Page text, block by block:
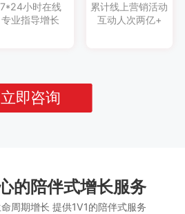
7*24小时在线
专业指导增长
累计线上营销活动
互动人次两亿+
立即咨询
的陪伴式增长服务
周期增长 提供1V1的陪伴式服务